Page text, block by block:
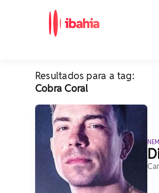
Resultados para a tag:
Cobra Coral